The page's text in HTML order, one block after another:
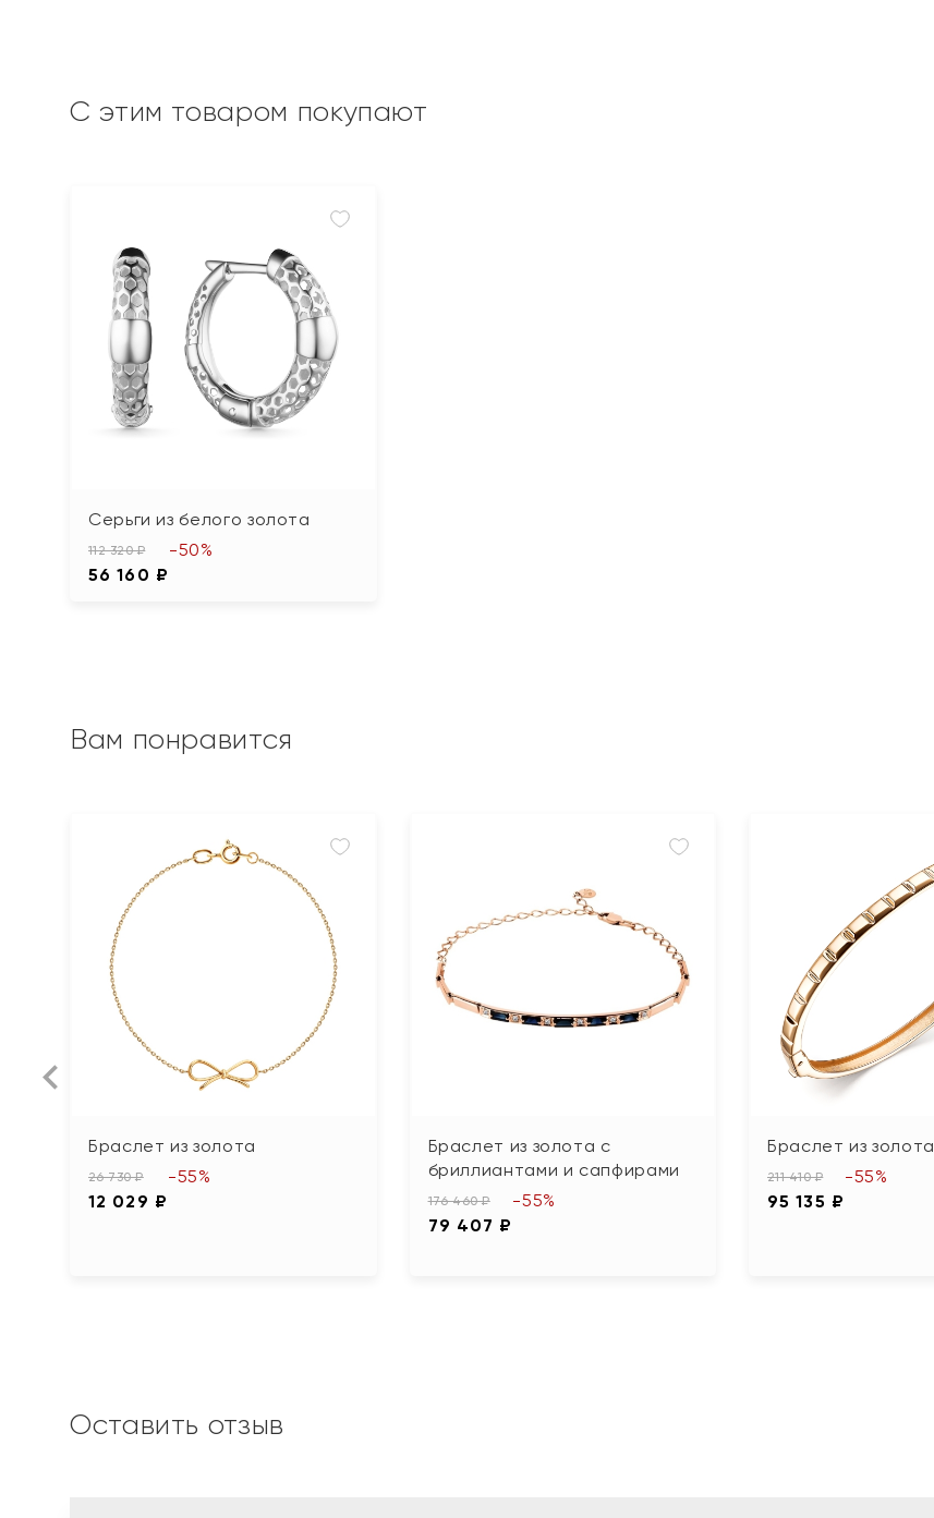
С этим товаром покупают
Серьги из белого золота
112 320 ₽
56 160 ₽
-50%
Вам понравится
Браслет из золота
26 730 ₽
12 029 ₽
-55%
Браслет из золота с
бриллиантами и сапфирами
176 460 ₽
79 407 ₽
-55%
Браслет из золота
211 410 ₽
95 135 ₽
-55%
Оставить отзыв